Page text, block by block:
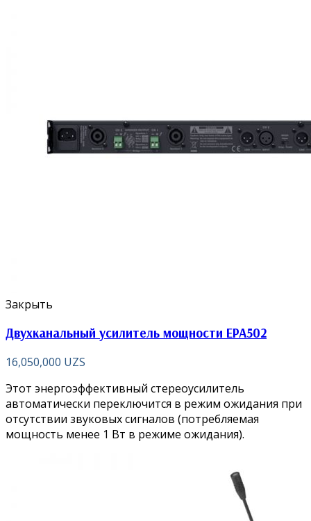
Закрыть
Двухканальный усилитель мощности EPA502
16,050,000 UZS
Этот энергоэффективный стереоусилитель
автоматически переключится в режим ожидания при
отсутствии звуковых сигналов (потребляемая
мощность менее 1 Вт в режиме ожидания).